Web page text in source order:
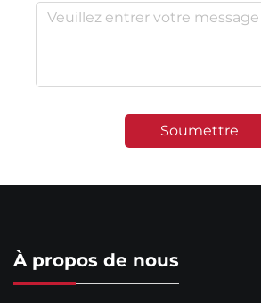
Soumettre
À propos de nous